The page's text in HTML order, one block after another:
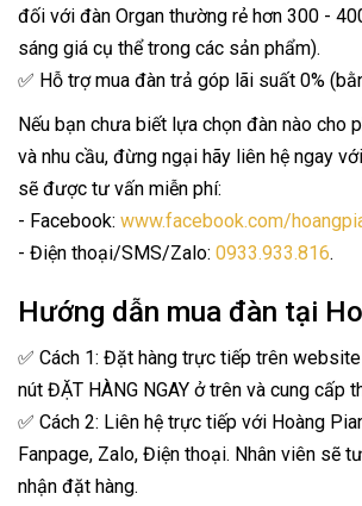
đối với đàn Organ thường rẻ hơn 300 -
sáng giá cụ thể trong các sản phẩm).
✅ Hỗ trợ mua đàn trả góp lãi suất 0%
Nếu bạn chưa biết lựa chọn đàn nào cho
và nhu cầu, đừng ngại hãy liên hệ ngay
sẽ được tư vấn miễn phí:
- Facebook: www.facebook.com/
- Điện thoại/SMS/Zalo: 0933.933.816.
Hướng dẫn mua đàn tại
✅ Cách 1: Đặt hàng trực tiếp trên
nút ĐẶT HÀNG NGAY ở trên và cung cấp
✅ Cách 2: Liên hệ trực tiếp với Hoàng
Fanpage, Zalo, Điện thoại. Nhân viên sẽ
nhận đặt hàng.